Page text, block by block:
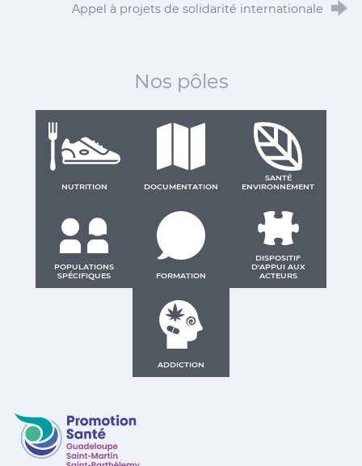
Appel à projets de solidarité internationale
Nos pôles
NUTRITION DOCUMENTATION
SANTÉ
ENVIRONNEMENT
POPULATIONS
SPÉCIFIQUES
FORMATION
DISPOSITIF
D'APPUI AUX
ACTEURS
ADDICTION
Promotion Santé Guadeloupe, Saint-Martin, Saint